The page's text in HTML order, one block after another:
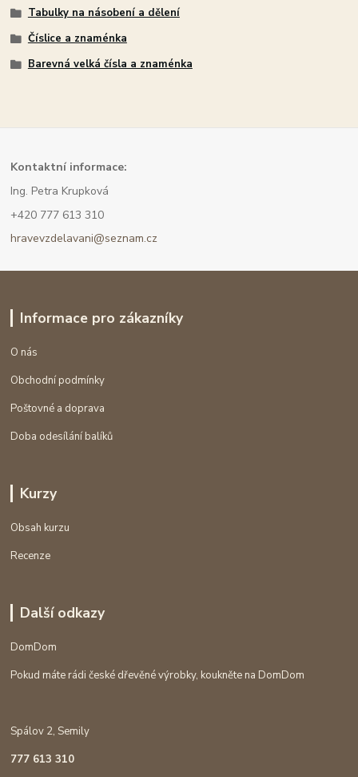
Tabulky na násobení a dělení
Číslice a znaménka
Barevná velká čísla a znaménka
Kontaktní informace:
Ing. Petra Krupková
+420 777 613 310
hravevzdelavani@seznam.cz
Informace pro zákazníky
O nás
Obchodní podmínky
Poštovné a doprava
Doba odesílání balíků
Kurzy
Obsah kurzu
Recenze
Další odkazy
DomDom
Pokud máte rádi české dřevěné výrobky, koukněte na DomDom
Spálov 2, Semily
777 613 310